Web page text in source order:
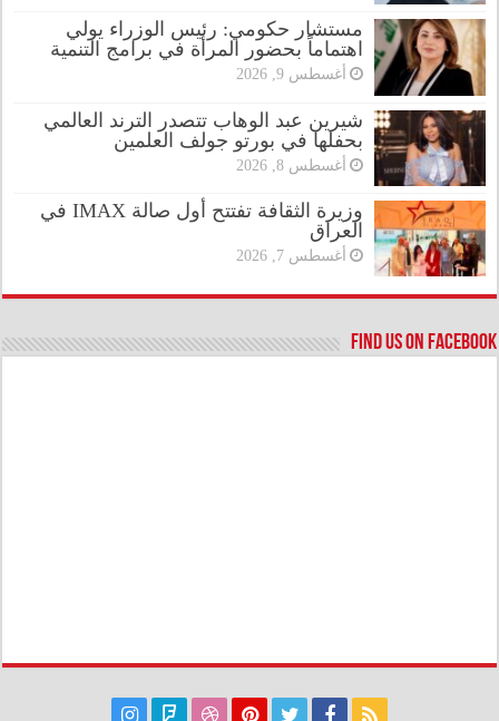
مستشار حكومي: رئيس الوزراء يولي
اهتماماً بحضور المرأة في برامج التنمية
أغسطس 9, 2026
شيرين عبد الوهاب تتصدر الترند العالمي
بحفلها في بورتو جولف العلمين
أغسطس 8, 2026
وزيرة الثقافة تفتتح أول صالة IMAX في
العراق
أغسطس 7, 2026
Find us on Facebook